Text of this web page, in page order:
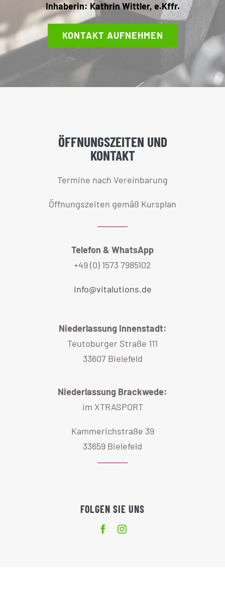
Inhaberin: Kathrin Wittler, e.Kffr.
KONTAKT AUFNEHMEN
ÖFFNUNGSZEITEN UND
KONTAKT
Termine nach Vereinbarung
Öffnungszeiten gemäß Kursplan
Telefon & WhatsApp
+49 (0) 1573 7985102
info@vitalutions.de
Niederlassung Innenstadt:
Teutoburger Straße 111
33607 Bielefeld
Niederlassung Brackwede:
im XTRASPORT
Kammerichstraße 39
33659 Bielefeld
FOLGEN SIE UNS